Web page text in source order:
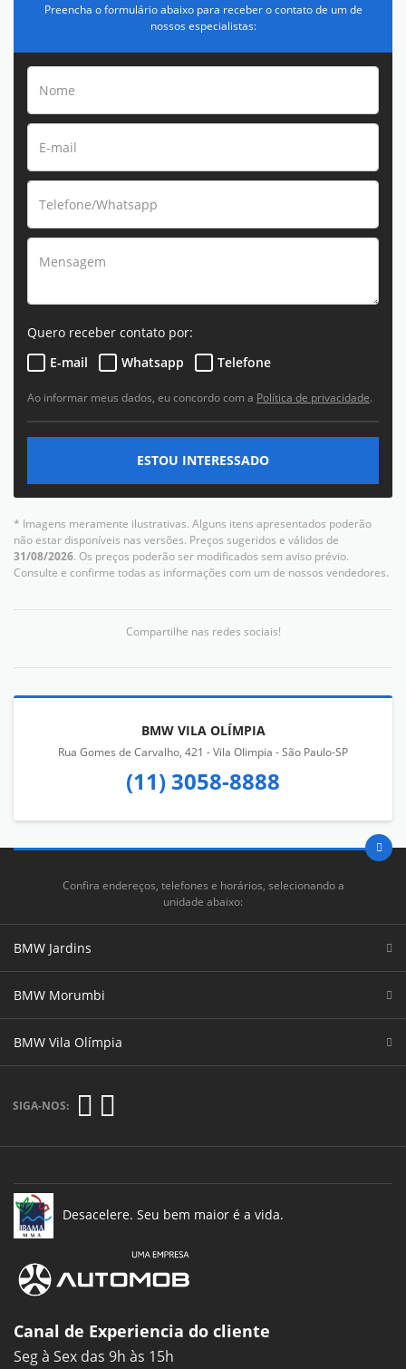
Preencha o formulário abaixo para receber o contato de um de
nossos especialistas:
Quero receber contato por:
E-mail
Whatsapp Telefone
Ao informar meus dados, eu concordo com a Política de privacidade.
ESTOU INTERESSADO
* Imagens meramente ilustrativas. Alguns itens apresentados poderão
não estar disponíveis nas versões. Preços sugeridos e válidos de
31/08/2026. Os preços poderão ser modificados sem aviso prévio.
Consulte e confirme todas as informações com um de nossos vendedores.
Compartilhe nas redes sociais!
BMW VILA OLÍMPIA
Rua Gomes de Carvalho, 421 - Vila Olimpia - São Paulo-SP
(11) 3058-8888
Confira endereços, telefones e horários, selecionando a
unidade abaixo:
BMW Jardins
BMW Morumbi
BMW Vila Olímpia
SIGA-NOS:
Desacelere. Seu bem maior é a vida.
Canal de Experiencia do cliente
Seg à Sex das 9h às 15h